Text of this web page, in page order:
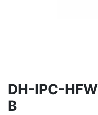
DH-IPC-
B